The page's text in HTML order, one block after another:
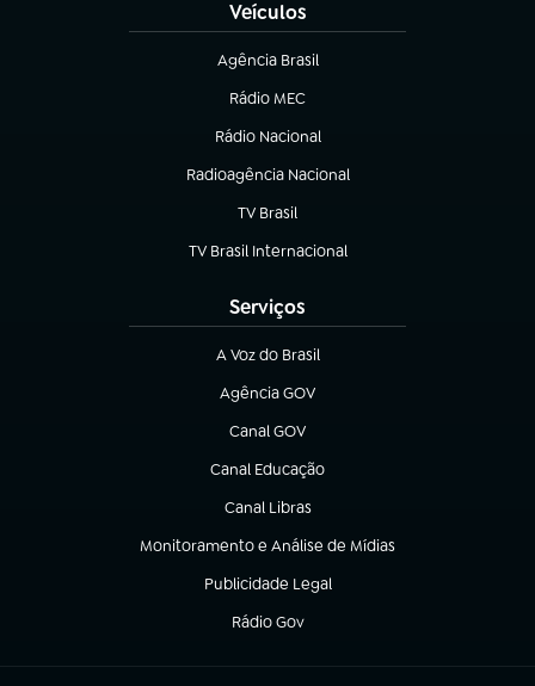
Veículos
Agência Brasil
(abre em nova aba)
Rádio MEC
(abre em nova aba)
Rádio Nacional
Radioagência Nacional
(abre em nova aba)
TV Brasil
(abre em nova aba)
TV Brasil Internacional
(abre em nova aba)
Serviços
A Voz do Brasil
(abre em nova aba)
Agência GOV
(abre em nova aba)
Canal GOV
(abre em nova aba)
Canal Educação
(abre em nova aba)
Canal Libras
(abre em nova aba)
Monitoramento e Análise de Mídias
(abre em nova aba)
Publicidade Legal
(abre em nova aba)
Rádio Gov
(abre em nova aba)